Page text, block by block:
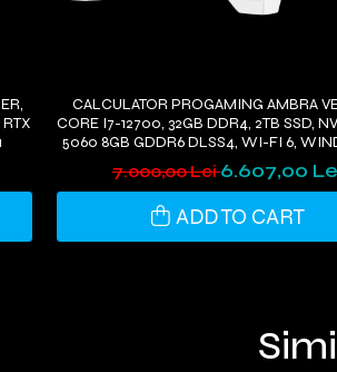
CALCULATOR PROGAMING AMBRA
CORE I7-12700, 32GB DDR4, 2TB SSD,
5060 8GB GDDR6 DLSS4, WI-FI 6,
7.000,00 Lei6.607,00
ADD TO CART